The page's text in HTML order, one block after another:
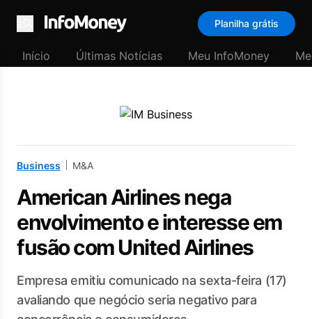
Menu
Planilha grátis
Início Últimas Notícias Meu InfoMoney
Business M&A
American Airlines nega
envolvimento e interesse em
fusão com United Airlines
Empresa emitiu comunicado na sexta-feira (17)
avaliando que negócio seria negativo para